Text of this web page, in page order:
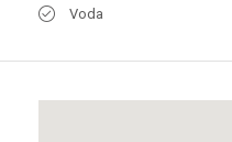
Voda